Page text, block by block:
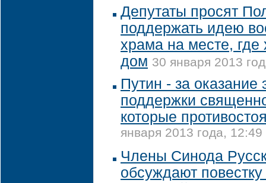
Депутаты просят
поддержать идею
храма на месте, где
дом 30 января 2013
Путин - за
поддержки
которые
января 2013 года, 12:49
Члены Синода
обсуждают